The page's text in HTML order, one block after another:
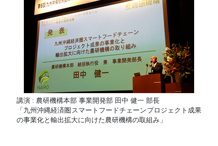
講演 : 農研機構本部 事業開発部 田中 健一 部長
「九州沖縄経済圏スマートフードチェーンプロジェクト成果
の事業化と輸出拡大に向けた農研機構の取組み」